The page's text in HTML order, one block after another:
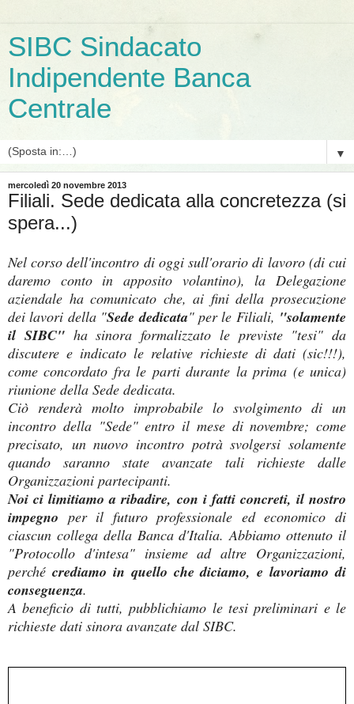
SIBC Sindacato
Indipendente Banca
Centrale
▼
mercoledì 20 novembre 2013
Filiali. Sede dedicata alla concretezza (si
spera...)
Nel corso dell'incontro di oggi sull'orario di lavoro (di cui
daremo conto in apposito volantino), la Delegazione
aziendale ha comunicato che, ai fini della prosecuzione
dei lavori della "Sede dedicata" per le Filiali, "solamente
il SIBC"ha sinora formalizzato le previste "tesi" da
discutere e indicato le relative richieste di dati (sic!!!),
come concordato fra le parti durante la prima (e unica)
riunione della Sede dedicata.
Ciò renderà molto improbabile lo svolgimento di un
incontro della "Sede" entro il mese di novembre; come
precisato, un nuovo incontro potrà svolgersi solamente
quando saranno state avanzate tali richieste dalle
Organizzazioni partecipanti.
Noi ci limitiamo a ribadire, con i fatti concreti, il nostro
impegno per il futuro professionale ed economico di
ciascun collega della Banca d'Italia. Abbiamo ottenuto il
"Protocollo d'intesa" insieme ad altre Organizzazioni,
perché crediamo in quello che diciamo, e lavoriamo di
conseguenza.
A beneficio di tutti, pubblichiamo le tesi preliminari e le
richieste dati sinora avanzate dal SIBC.